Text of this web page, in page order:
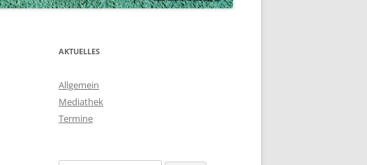
AKTUELLES
Allgemein
Mediathek
Termine